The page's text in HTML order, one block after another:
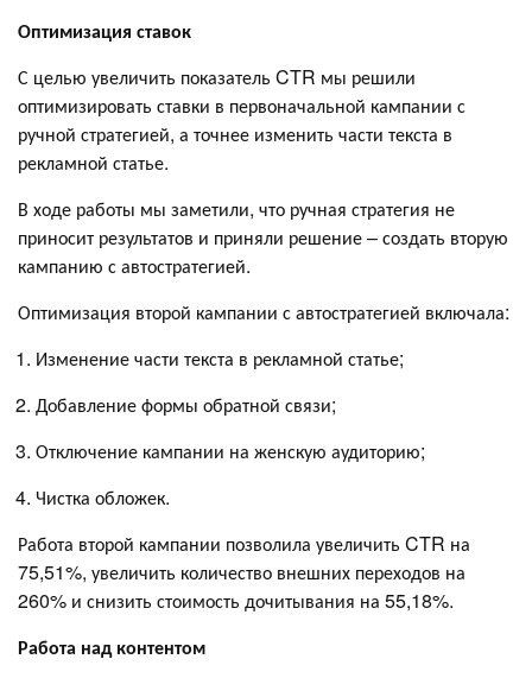
Оптимизация ставок
С целью увеличить показатель CTR мы решили
оптимизировать ставки в первоначальной кампании с
ручной стратегией, а точнее изменить части текста в
рекламной статье.
В ходе работы мы заметили, что ручная стратегия не
приносит результатов и приняли решение – создать вторую
кампанию с автостратегией.
Оптимизация второй кампании с автостратегией включала:
Изменение части текста в рекламной статье;
Добавление формы обратной связи;
Отключение кампании на женскую аудиторию;
Чистка обложек.
Работа второй кампании позволила увеличить CTR на
75,51%, увеличить количество внешних переходов на
260% и снизить стоимость дочитывания на 55,18%.
Работа над контентом